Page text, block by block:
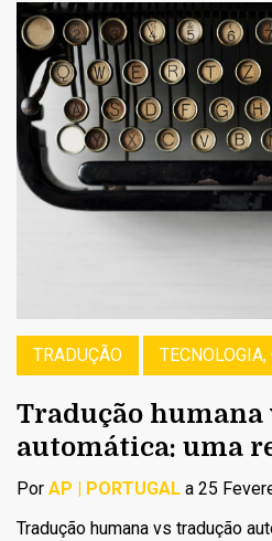
TRADUÇÃO
Tradução humana
automática: uma
Por AP | PORTUGAL a 25
Tradução humana vs tradução